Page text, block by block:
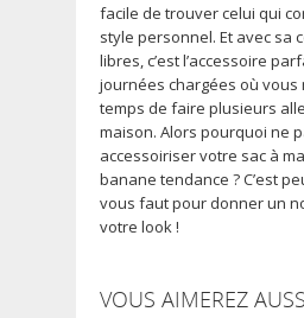
facile de trouver celui qui
style personnel. Et avec sa
libres, c’est l’accessoire
journées chargées où vous
temps de faire plusieurs
maison. Alors pourquoi ne
accessoiriser votre sac à
banane tendance ? C’est
vous faut pour donner un
votre look !
VOUS AIMEREZ